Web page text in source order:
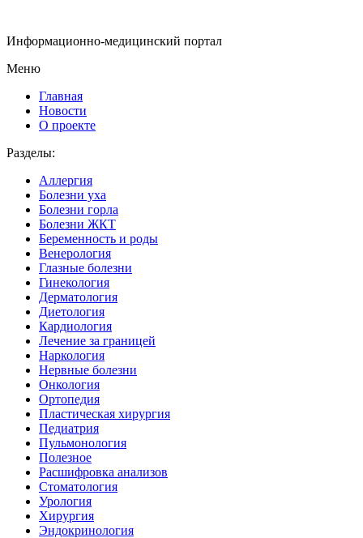
Информационно-медицинский портал
Меню
Главная
Новости
О проекте
Разделы:
Аллергия
Болезни уха
Болезни горла
Болезни ЖКТ
Беременность и роды
Венерология
Глазные болезни
Гинекология
Дерматология
Диетология
Кардиология
Лечение за границей
Наркология
Нервные болезни
Онкология
Ортопедия
Пластическая хирургия
Педиатрия
Пульмонология
Полезное
Расшифровка анализов
Стоматология
Урология
Хирургия
Эндокринология